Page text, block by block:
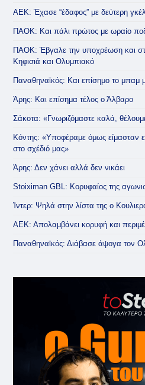
ΑΕΚ: Έχασε “έδαφος” με δεύτερη
ΠΑΟΚ: Και πάλι πρώτος με ωραίο
ΠΑΟΚ: Έβγαλε την υποχρέωση και
Κηφισιά και Ολυμπιακό
Παναθηναϊκός: Και επίσημο το μπαμ
Άρης: Και επίσημα τέλος ο Άλβαρο
Σάκοτα: «Γνωριζόμαστε καλά,
Κόντης: «Υποφέραμε όμως είμασταν
στο σχέδιό μας»
Άρης: Δεν χάνει αλλά δεν νικάει
Stoiximan GBL: Κορυφαίος της
Ίντερ: Ψηλά στην λίστα της ο
ΑΕΚ: Απολαμβάνει κορυφή και
Παναθηναϊκός: Διάβασε άψογα τον